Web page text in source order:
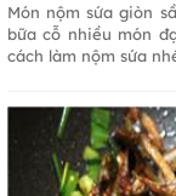
Món nộm sứa giòn
bữa cỗ nhiều món
cách làm nộm sứa